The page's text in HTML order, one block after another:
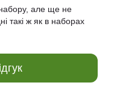
але ще не
такі ж як в наборах